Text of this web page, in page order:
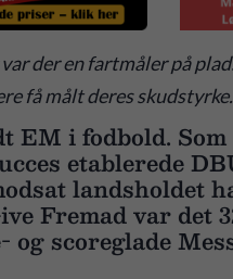
der en fartmåler på
få målt deres
EM i fodbold.
etablerede
landsholdet
Fremad var det
scoreglade